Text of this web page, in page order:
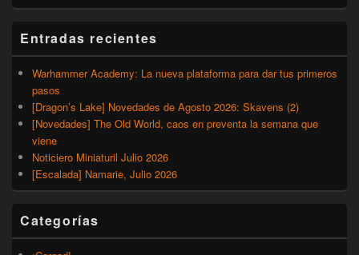
Entradas recientes
Warhammer Academy: La nueva plataforma para dar tus primeros
pasos
[Dragon’s Lake] Novedades de Agosto 2026: Skavens (2)
[Novedades] The Old World, caos en preventa la semana que
viene
Noticiero Miniaturil Julio 2026
[Escalada] Namarie, Julio 2026
Categorías